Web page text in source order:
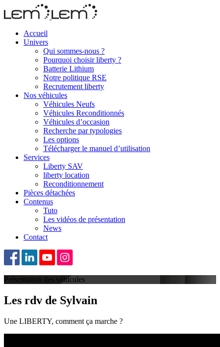
Accueil
Univers
Qui sommes-nous ?
Pourquoi choisir liberty ?
Batterie Lithium
Notre politique RSE
Recrutement liberty
Nos véhicules
Véhicules Neufs
Véhicules Reconditionnés
Véhicules d’occasion
Recherche par typologies
Les options
Télécharger le manuel d’utilisation
Services
Liberty SAV
liberty location
Reconditionnement
Pièces détachées
Contenus
Tuto
Les vidéos de présentation
News
Contact
Présentation des véhicules
Les rdv de Sylvain
Une LIBERTY, comment ça marche ?